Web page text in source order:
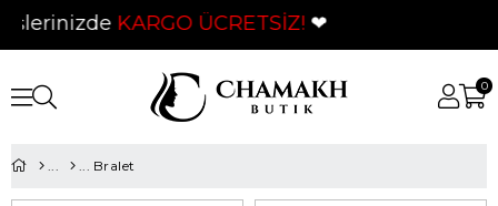
ÜCRETSİZ! ❤
0
Bralet